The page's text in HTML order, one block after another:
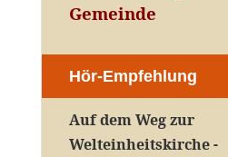
Gemeinde
Hör-Empfehlung
Auf dem Weg zur
Welteinheitskirche -